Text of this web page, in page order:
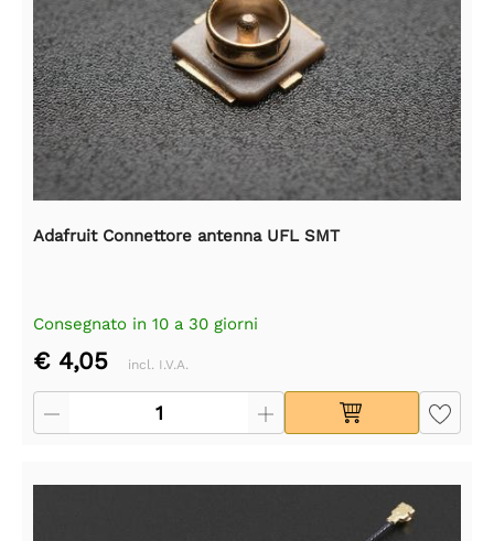
Adafruit Connettore antenna UFL SMT
Consegnato in 10 a 30 giorni
€ 4,05 incl. I.V.A.